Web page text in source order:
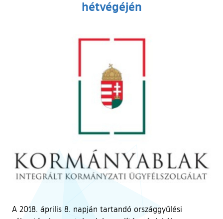
hétvégéjén
A 2018. április 8. napján tartandó országgyűlési